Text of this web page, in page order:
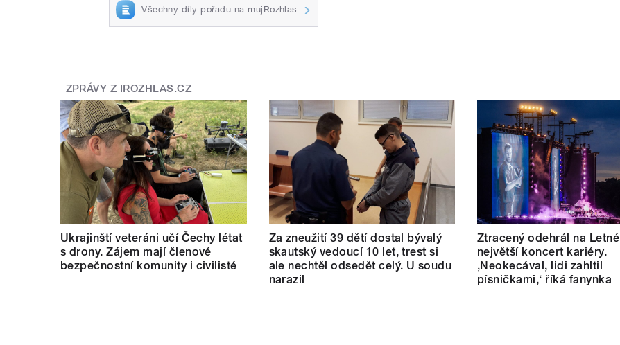
Všechny díly pořadu na mujRozhlas
ZPRÁVY Z IROZHLAS.CZ
Ukrajinští veteráni učí Čechy létat
s drony. Zájem mají členové
bezpečnostní komunity i civilisté
Za zneužití 39 dětí dostal bývalý
skautský vedoucí 10 let, trest si
ale nechtěl odsedět celý. U soudu
narazil
Ztracený odehrál na Letné
největší koncert kariéry.
‚Neokecával, lidi zahltil
písničkami,‘ říká fanynka